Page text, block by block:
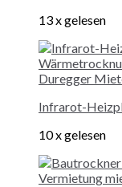
13 x gelesen
Infrarot-
10 x gelesen